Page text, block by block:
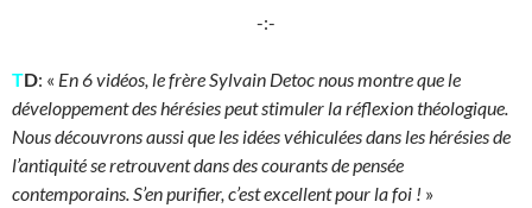
-:-
TD: « En 6 vidéos, le frère Sylvain Detoc nous montre que le
développement des hérésies peut stimuler la réflexion théologique.
Nous découvrons aussi que les idées véhiculées dans les hérésies de
l’antiquité se retrouvent dans des courants de pensée
contemporains. S’en purifier, c’est excellent pour la foi ! »